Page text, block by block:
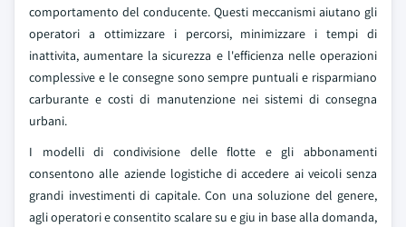
comportamento del conducente. Questi meccanismi aiutano gli
operatori a ottimizzare i percorsi, minimizzare i tempi di
inattivita, aumentare la sicurezza e l'efficienza nelle operazioni
complessive e le consegne sono sempre puntuali e risparmiano
carburante e costi di manutenzione nei sistemi di consegna
urbani.
I modelli di condivisione delle flotte e gli abbonamenti
consentono alle aziende logistiche di accedere ai veicoli senza
grandi investimenti di capitale. Con una soluzione del genere,
agli operatori e consentito scalare su e giu in base alla domanda,